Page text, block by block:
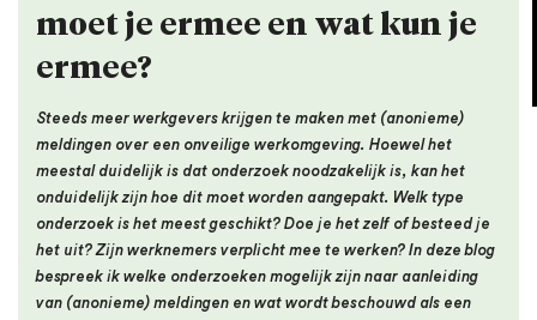
moet je ermee en wat kun je
ermee?
Steeds meer werkgevers krijgen te maken met (anonieme)
meldingen over een onveilige werkomgeving. Hoewel het
meestal duidelijk is dat onderzoek noodzakelijk is, kan het
onduidelijk zijn hoe dit moet worden aangepakt. Welk type
onderzoek is het meest geschikt? Doe je het zelf of besteed je
het uit? Zijn werknemers verplicht mee te werken? In deze blog
bespreek ik welke onderzoeken mogelijk zijn naar aanleiding
van (anonieme) meldingen en wat wordt beschouwd als een